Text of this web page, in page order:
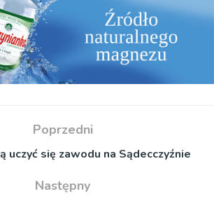
Poprzedni
uczyć się zawodu na Sądecczyźnie
Następny